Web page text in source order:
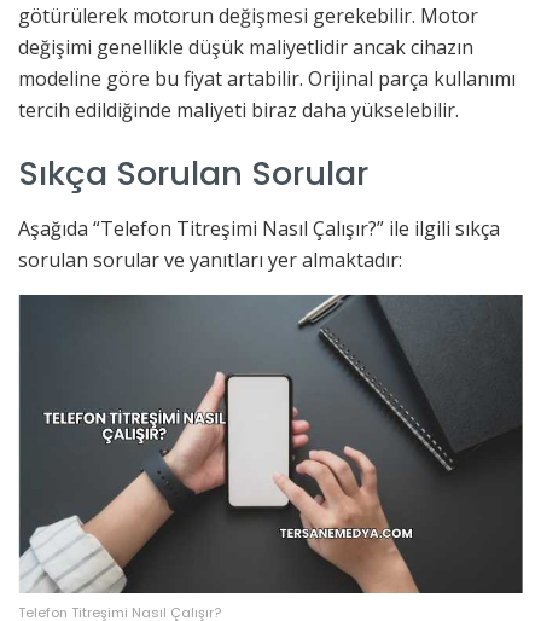
götürülerek motorun değişmesi gerekebilir. Motor
değişimi genellikle düşük maliyetlidir ancak cihazın
modeline göre bu fiyat artabilir. Orijinal parça kullanımı
tercih edildiğinde maliyeti biraz daha yükselebilir.
Sıkça Sorulan Sorular
Aşağıda “Telefon Titreşimi Nasıl Çalışır?” ile ilgili sıkça
sorulan sorular ve yanıtları yer almaktadır:
Telefon Titreşimi Nasıl Çalışır?